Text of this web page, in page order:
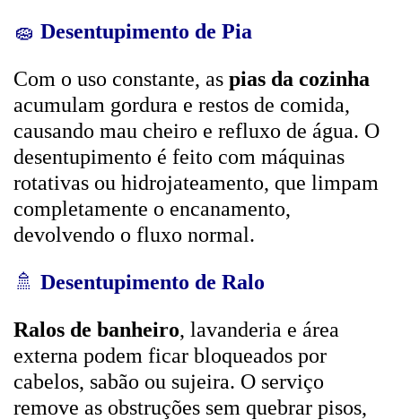
🧽 Desentupimento de Pia
Com o uso constante, as pias da cozinha
acumulam gordura e restos de comida,
causando mau cheiro e refluxo de água. O
desentupimento é feito com máquinas
rotativas ou hidrojateamento, que limpam
completamente o encanamento,
devolvendo o fluxo normal.
🚿 Desentupimento de Ralo
Ralos de banheiro, lavanderia e área
externa podem ficar bloqueados por
cabelos, sabão ou sujeira. O serviço
remove as obstruções sem quebrar pisos,